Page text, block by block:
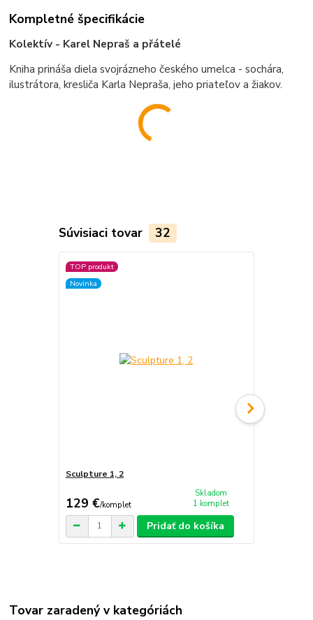
Kompletné špecifikácie
Kolektív - Karel Nepraš a přátelé
Kniha prináša diela svojrázneho českého umelca - sochára,
ilustrátora, kresliča Karla Nepraša, jeho priateľov a žiakov.
Súvisiaci tovar 32
TOP produkt
Novinka
Sculpture 1, 2
129 €/komplet
Skladom
1 komplet
Pridať do košíka
Tovar zaradený v kategóriách